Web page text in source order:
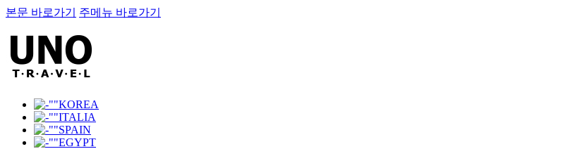
본문 바로가기 주메뉴 바로가기
KOREA
ITALIA
SPAIN
EGYPT